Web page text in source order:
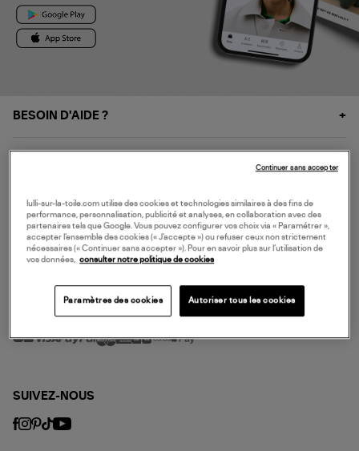
BESOIN D'AIDE ?
NOS SERVICES
SERVICE CLIENT
MODE DE PAIEMENT
SUIVEZ-NOUS
lulli-sur-la-toile.com utilise des cookies et technologies similaires à des fins de
performance, personnalisation, publicité et analyses, en collaboration avec des
partenaires tels que Google. Vous pouvez configurer vos choix via « Paramétrer »,
accepter l’ensemble des cookies (« J’accepte ») ou refuser ceux non strictement
nécessaires (« Continuer sans accepter »). Pour en savoir plus sur l’utilisation de
vos données,
consulter notre politique de cookies
Paramètres des cookies Autoriser tous les cookies
Continuer sans accepter